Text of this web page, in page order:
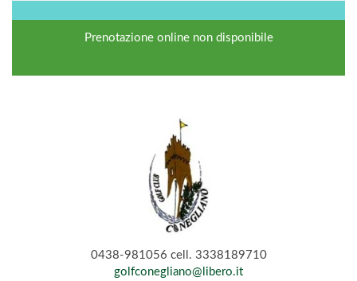
Prenotazione online non disponibile
0438-981056 cell. 3338189710
golfconegliano@libero.it